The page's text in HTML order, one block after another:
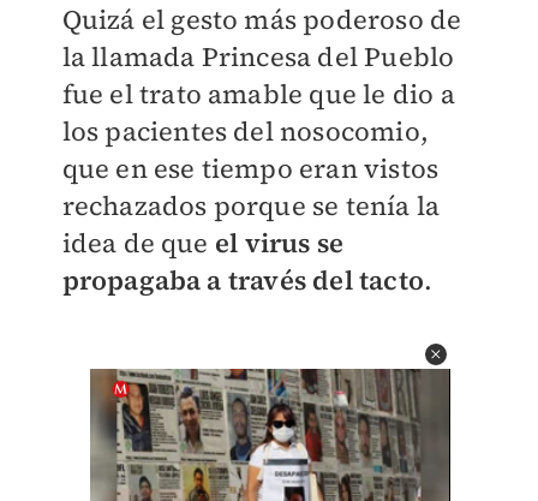
Quizá el gesto más poderoso de
la llamada Princesa del Pueblo
fue el trato amable que le dio a
los pacientes del nosocomio,
que en ese tiempo eran vistos
rechazados porque se tenía la
idea de que el virus se
propagaba a través del tacto. ​